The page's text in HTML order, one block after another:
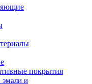
покрытия
эмали и